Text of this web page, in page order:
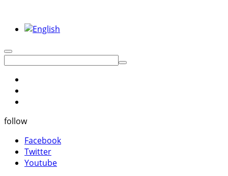
follow
Facebook
Twitter
Youtube